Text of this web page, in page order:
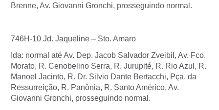
Brenne, Av. Giovanni Gronchi, prosseguindo normal.
746H-10 Jd. Jaqueline – Sto. Amaro
Ida: normal até Av. Dep. Jacob Salvador Zveibil, Av. Fco.
Morato, R. Cenobelino Serra, R. Jurupité, R. Rio Azul, R.
Manoel Jacinto, R. Dr. Silvio Dante Bertacchi, Pça. da
Ressurreição, R. Panônia, R. Santo Américo, Av.
Giovanni Gronchi, prosseguindo normal.